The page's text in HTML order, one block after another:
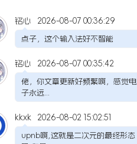
铭心 2026-08-07 00:36:29
点子，这个输入法好不智能
铭心 2026-08-07 00:35:42
佬，你文章更新好频繁啊，感觉电
子永远...
kkxk 2026-08-02 15:02:51
upnb啊,这就是二次元的最终形态